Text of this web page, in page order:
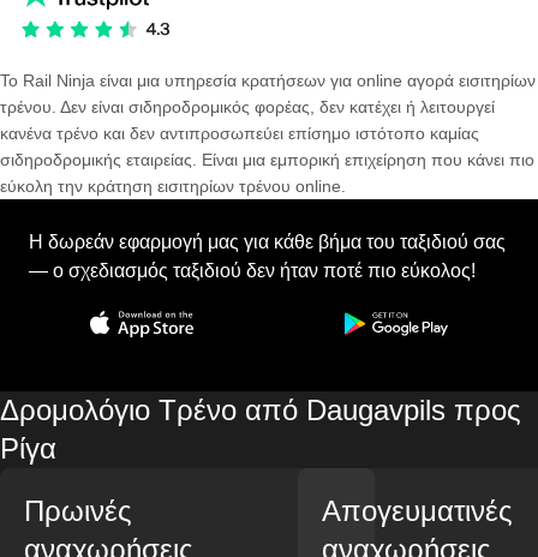
Το Rail Ninja είναι μια υπηρεσία κρατήσεων για online αγορά εισιτηρίων
τρένου. Δεν είναι σιδηροδρομικός φορέας, δεν κατέχει ή λειτουργεί
κανένα τρένο και δεν αντιπροσωπεύει επίσημο ιστότοπο καμίας
σιδηροδρομικής εταιρείας. Είναι μια εμπορική επιχείρηση που κάνει πιο
εύκολη την κράτηση εισιτηρίων τρένου online.
Η δωρεάν εφαρμογή μας για κάθε βήμα του ταξιδιού σας
— ο σχεδιασμός ταξιδιού δεν ήταν ποτέ πιο εύκολος!
Δρομολόγιο Τρένο από Daugavpils προς
Ρίγα
Πρωινές
αναχωρήσεις
Απογευματινές
αναχωρήσεις